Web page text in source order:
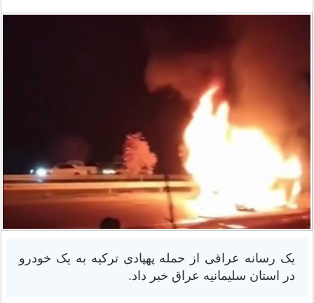
یک رسانه عراقی از حمله پهپادی ترکیه به یک خودرو
در استان سلیمانیه عراق خبر داد.